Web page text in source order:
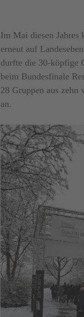
Im Mai diesen Jahres
erneut auf
durfte die 30-köpfige
beim Bundesfinale
28 Gruppen aus zehn
an.